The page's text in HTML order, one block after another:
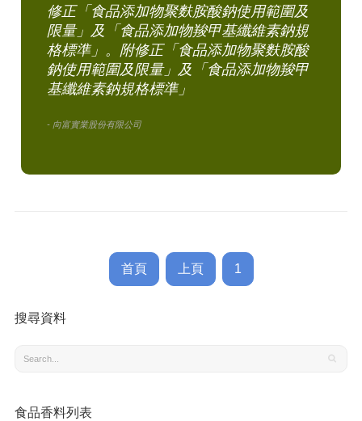
修正「食品添加物聚麩胺酸鈉使用範圍及
限量」及「食品添加物羧甲基纖維素鈉規
格標準」。附修正「食品添加物聚麩胺酸
鈉使用範圍及限量」及「食品添加物羧甲
基纖維素鈉規格標準」
- 向富實業股份有限公司
首頁 上頁 1
搜尋資料
食品香料列表